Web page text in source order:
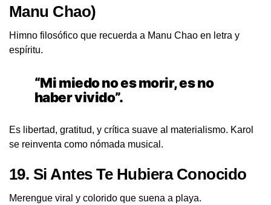
Manu Chao)
Himno filosófico que recuerda a Manu Chao en letra y
espíritu.
“Mi miedo no es morir, es no
haber vivido”.
Es libertad, gratitud, y crítica suave al materialismo. Karol
se reinventa como nómada musical.
19. Si Antes Te Hubiera Conocido
Merengue viral y colorido que suena a playa.